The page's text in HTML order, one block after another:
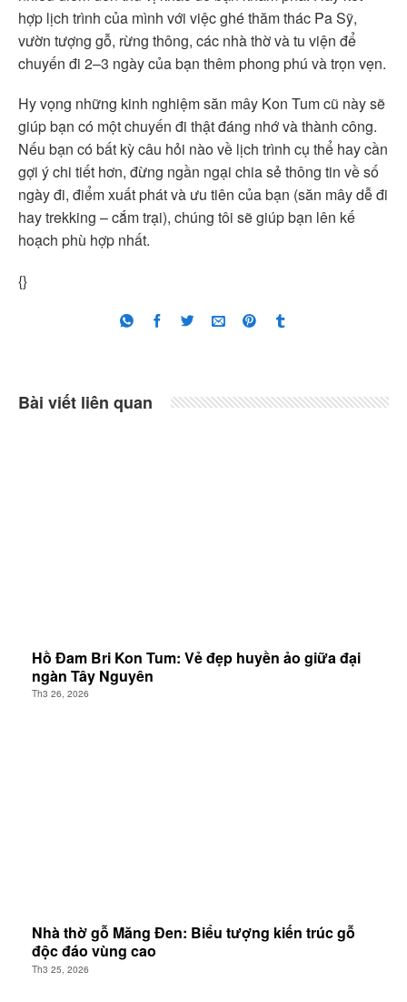
hợp lịch trình của mình với việc ghé thăm thác Pa Sỹ,
vườn tượng gỗ, rừng thông, các nhà thờ và tu viện để
chuyến đi 2–3 ngày của bạn thêm phong phú và trọn vẹn.
Hy vọng những kinh nghiệm săn mây Kon Tum cũ này sẽ
giúp bạn có một chuyến đi thật đáng nhớ và thành công.
Nếu bạn có bất kỳ câu hỏi nào về lịch trình cụ thể hay cần
gợi ý chi tiết hơn, đừng ngần ngại chia sẻ thông tin về số
ngày đi, điểm xuất phát và ưu tiên của bạn (săn mây dễ đi
hay trekking – cắm trại), chúng tôi sẽ giúp bạn lên kế
hoạch phù hợp nhất.
{}
Bài viết liên quan
Hồ Đam Bri Kon Tum: Vẻ đẹp huyền ảo giữa đại
ngàn Tây Nguyên
Th3 26, 2026
Nhà thờ gỗ Măng Đen: Biểu tượng kiến trúc gỗ
độc đáo vùng cao
Th3 25, 2026